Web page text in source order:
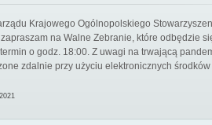
Krajowego Ogólnopolskiego
na Walne Zebranie, które odbędzie
o godz. 18:00. Z uwagi na trwającą
zdalnie przy użyciu elektronicznych